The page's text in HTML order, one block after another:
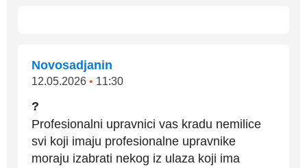
Novosadjanin
12.05.2026 • 11:30
?
Profesionalni upravnici vas kradu nemilice
svi koji imaju profesionalne upravnike
moraju izabrati nekog iz ulaza koji ima